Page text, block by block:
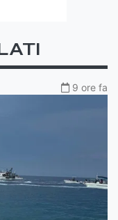
9 ore fa